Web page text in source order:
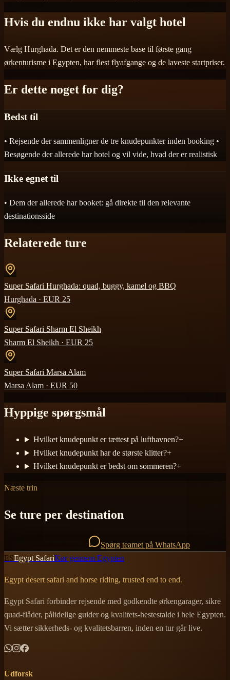
Hvis du endnu ikke har valgt hotel
Vælg Hurghada. Det er den nemmeste base til første gang
ørkenturisme i Egypten, har flest flyafgange og de laveste startpriser.
Er dette noget for dig?
Bedst til
• Rejsende der sammenligner de tre knudepunkter inden booking •
Besøgende der allerede har hotel og vil vide, hvad der er realistisk
Ikke egnet til
• Dem der allerede har booket: gå direkte til den relevante
destinationsside
Relaterede ture
Super Safari Hurghada: quad, buggy, kamel og BBQ
Hurghada · EUR 25
Super Safari Sharm El Sheikh
Sharm El Sheikh · EUR 25
Super Safari Marsa Alam
Marsa Alam · EUR 50
Hyppige spørgsmål
Hvilket knudepunkt er tættest på lufthavnen?+
Hvilket knudepunkt har de største klitter?+
Hvilket knudepunkt er bedst om sommeren?+
Næste trin
Se ture per destination
Spørg teamet på WhatsApp
ESEgypt SafariKør gennem Egypten
Egypt desert safari and horse riding, trusted end to end.
Egypt Safari forbinder rejsende med godkendte ørkengarager, sikre
quad-flåder, pålidelige guider og kvalitets-hestestalde i hele Egypten.
Vi sætter sikkerheds- og kvalitetsbarren, inden en tur går live.
Udforsk